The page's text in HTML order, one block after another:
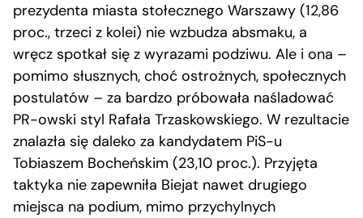
prezydenta miasta stołecznego Warszawy (12,86
proc., trzeci z kolei) nie wzbudza absmaku, a
wręcz spotkał się z wyrazami podziwu. Ale i ona –
pomimo słusznych, choć ostrożnych, społecznych
postulatów – za bardzo próbowała naśladować
PR-owski styl Rafała Trzaskowskiego. W rezultacie
znalazła się daleko za kandydatem PiS-u
Tobiaszem Bocheńskim (23,10 proc.). Przyjęta
taktyka nie zapewniła Biejat nawet drugiego
miejsca na podium, mimo przychylnych